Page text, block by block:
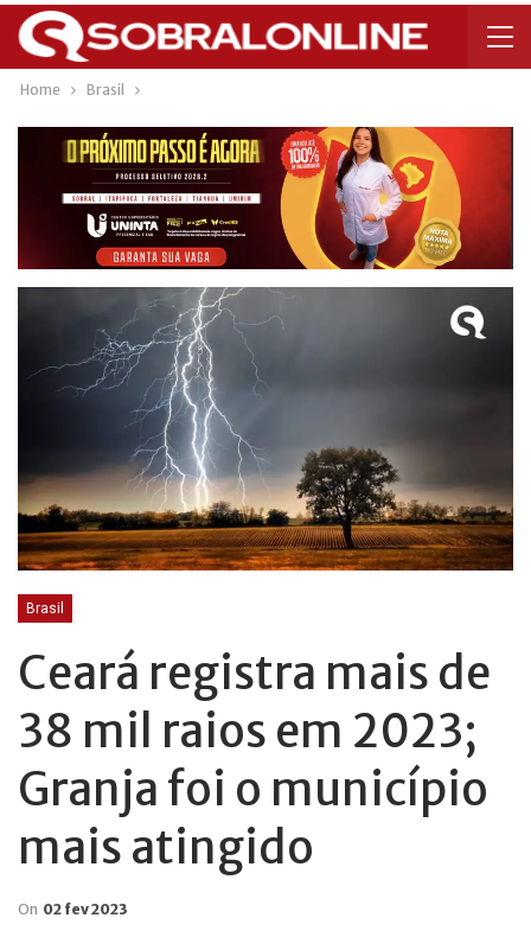
Home Brasil
Brasil
Ceará registra mais de
38 mil raios em 2023;
Granja foi o município
mais atingido
On 02 fev 2023